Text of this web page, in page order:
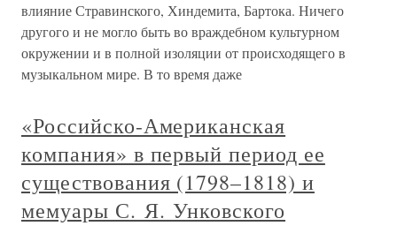
влияние Стравинского, Хиндемита, Бартока. Ничего
другого и не могло быть во враждебном культурном
окружении и в полной изоляции от происходящего в
музыкальном мире. В то время даже
«Российско-Американская
компания» в первый период ее
существования (1798–1818) и
мемуары С. Я. Унковского